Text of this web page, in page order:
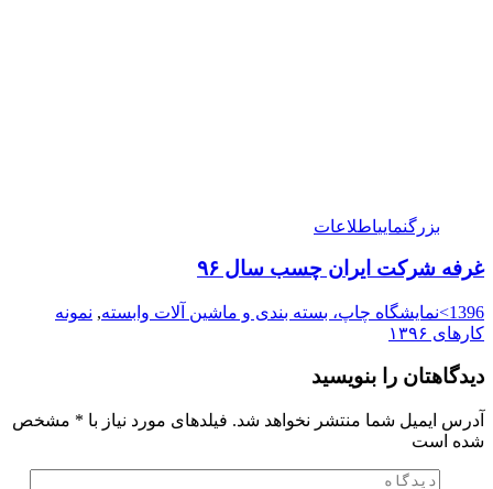
بزرگنماییاطلاعات
غرفه شرکت ایران چسب سال ۹۶
1396>نمایشگاه چاپ، بسته بندی و ماشین آلات وابسته , نمونه
کارهای ۱۳۹۶
دیدگاهتان را بنویسید
آدرس ایمیل شما منتشر نخواهد شد. فیلدهای مورد نیاز با * مشخص
شده است